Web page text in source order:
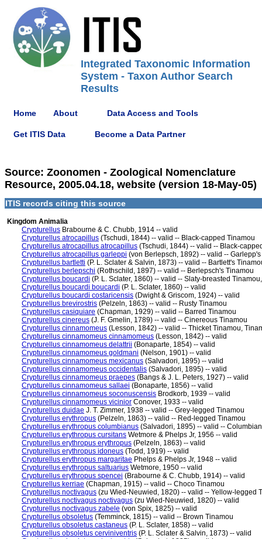
Integrated Taxonomic Information
System - Taxon Author Search
Results
Home About Data Access and Tools
Get ITIS Data Become a Data Partner
Source: Zoonomen - Zoological Nomenclature
Resource, 2005.04.18, website (version 18-May-05)
ITIS records citing this source
Kingdom Animalia
Crypturellus Brabourne & C. Chubb, 1914 -- valid
Crypturellus atrocapillus (Tschudi, 1844) -- valid -- Black-capped Tinamou
Crypturellus atrocapillus atrocapillus (Tschudi, 1844) -- valid -- Black-
Crypturellus atrocapillus garleppi (von Berlepsch, 1892) -- valid --
Crypturellus bartletti (P. L. Sclater & Salvin, 1873) -- valid -- Bartlett's
Crypturellus berlepschi (Rothschild, 1897) -- valid -- Berlepsch's Tinamou
Crypturellus boucardi (P. L. Sclater, 1860) -- valid -- Slaty-breasted
Crypturellus boucardi boucardi (P. L. Sclater, 1860) -- valid
Crypturellus boucardi costaricensis (Dwight & Griscom, 1924) -- valid
Crypturellus brevirostris (Pelzeln, 1863) -- valid -- Rusty Tinamou
Crypturellus casiquiare (Chapman, 1929) -- valid -- Barred Tinamou
Crypturellus cinereus (J. F. Gmelin, 1789) -- valid -- Cinereous Tinamou
Crypturellus cinnamomeus (Lesson, 1842) -- valid -- Thicket Tinamou,
Crypturellus cinnamomeus cinnamomeus (Lesson, 1842) -- valid
Crypturellus cinnamomeus delattrii (Bonaparte, 1854) -- valid
Crypturellus cinnamomeus goldmani (Nelson, 1901) -- valid
Crypturellus cinnamomeus mexicanus (Salvadori, 1895) -- valid
Crypturellus cinnamomeus occidentalis (Salvadori, 1895) -- valid
Crypturellus cinnamomeus praepes (Bangs & J. L. Peters, 1927) -- valid
Crypturellus cinnamomeus sallaei (Bonaparte, 1856) -- valid
Crypturellus cinnamomeus soconuscensis Brodkorb, 1939 -- valid
Crypturellus cinnamomeus vicinior Conover, 1933 -- valid
Crypturellus duidae J. T. Zimmer, 1938 -- valid -- Grey-legged Tinamou
Crypturellus erythropus (Pelzeln, 1863) -- valid -- Red-legged Tinamou
Crypturellus erythropus columbianus (Salvadori, 1895) -- valid --
Crypturellus erythropus cursitans Wetmore & Phelps Jr, 1956 -- valid
Crypturellus erythropus erythropus (Pelzeln, 1863) -- valid
Crypturellus erythropus idoneus (Todd, 1919) -- valid
Crypturellus erythropus margaritae Phelps & Phelps Jr, 1948 -- valid
Crypturellus erythropus saltuarius Wetmore, 1950 -- valid
Crypturellus erythropus spencei (Brabourne & C. Chubb, 1914) -- valid
Crypturellus kerriae (Chapman, 1915) -- valid -- Choco Tinamou
Crypturellus noctivagus (zu Wied-Neuwied, 1820) -- valid -- Yellow-legged
Crypturellus noctivagus noctivagus (zu Wied-Neuwied, 1820) -- valid
Crypturellus noctivagus zabele (von Spix, 1825) -- valid
Crypturellus obsoletus (Temminck, 1815) -- valid -- Brown Tinamou
Crypturellus obsoletus castaneus (P. L. Sclater, 1858) -- valid
Crypturellus obsoletus cerviniventris (P. L. Sclater & Salvin, 1873) -- valid